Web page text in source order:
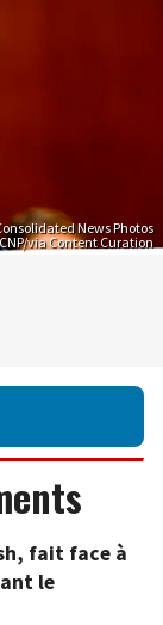
News Photos
via Content Curation
fait face à
le